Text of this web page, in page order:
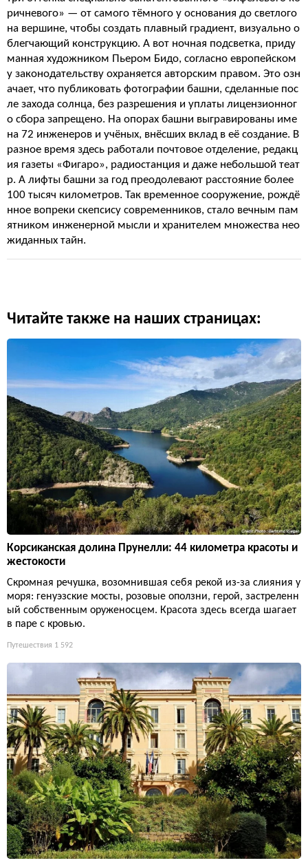
ричневого» — от самого тёмного у основания до светлого
на вершине, чтобы создать плавный градиент, визуально о
блегчающий конструкцию. А вот ночная подсветка, приду
манная художником Пьером Бидо, согласно европейском
у законодательству охраняется авторским правом. Это озн
ачает, что публиковать фотографии башни, сделанные пос
ле захода солнца, без разрешения и уплаты лицензионног
о сбора запрещено. На опорах башни выгравированы име
на 72 инженеров и учёных, внёсших вклад в её создание. В
разное время здесь работали почтовое отделение, редакц
ия газеты «Фигаро», радиостанция и даже небольшой теат
р. А лифты башни за год преодолевают расстояние более
100 тысяч километров. Так временное сооружение, рождё
нное вопреки скепсису современников, стало вечным пам
ятником инженерной мысли и хранителем множества нео
жиданных тайн.
Читайте также на наших страницах:
Корсиканская долина Прунелли: 44 километра красоты и
жестокости
Скромная речушка, возомнившая себя рекой из-за слияния у
моря: генуэзские мосты, розовые оползни, герой, застреленн
ый собственным оруженосцем. Красота здесь всегда шагает
в паре с кровью.
Путешествия 1 592